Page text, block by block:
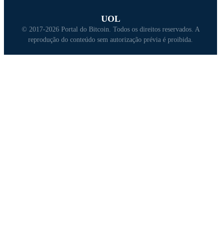
UOL
© 2017-2026 Portal do Bitcoin. Todos os direitos reservados. A
reprodução do conteúdo sem autorização prévia é proibida.